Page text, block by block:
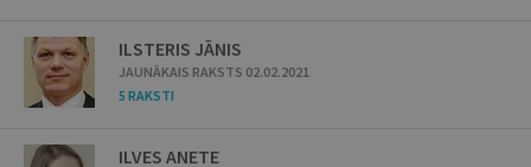
ILSTERIS JĀNIS
JAUNĀKAIS RAKSTS 02.02.2021
5 RAKSTI
ILVES ANETE